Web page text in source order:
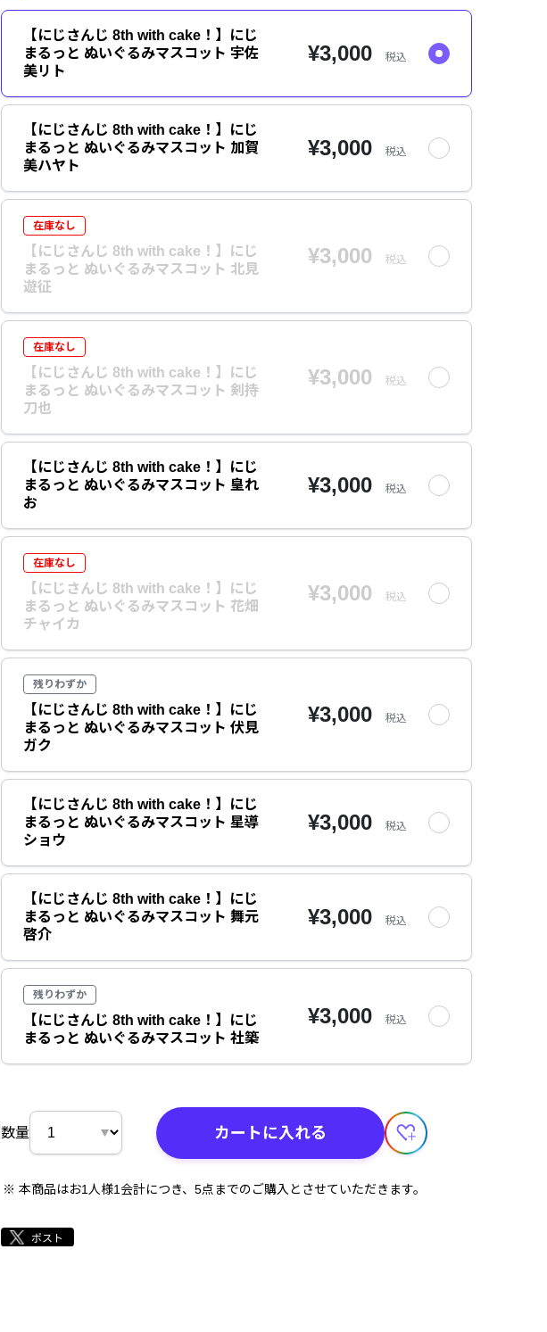
【にじさんじ 8th with cake！】にじ
まるっと ぬいぐるみマスコット 宇佐
美リト
¥3,000 税込
【にじさんじ 8th with cake！】にじ
まるっと ぬいぐるみマスコット 加賀
美ハヤト
¥3,000 税込
在庫なし
【にじさんじ 8th with cake！】にじ
まるっと ぬいぐるみマスコット 北見
遊征
¥3,000 税込
在庫なし
【にじさんじ 8th with cake！】にじ
まるっと ぬいぐるみマスコット 剣持
刀也
¥3,000 税込
【にじさんじ 8th with cake！】にじ
まるっと ぬいぐるみマスコット 皇れ
お
¥3,000 税込
在庫なし
【にじさんじ 8th with cake！】にじ
まるっと ぬいぐるみマスコット 花畑
チャイカ
¥3,000 税込
残りわずか
【にじさんじ 8th with cake！】にじ
まるっと ぬいぐるみマスコット 伏見
ガク
¥3,000 税込
【にじさんじ 8th with cake！】にじ
まるっと ぬいぐるみマスコット 星導
ショウ
¥3,000 税込
【にじさんじ 8th with cake！】にじ
まるっと ぬいぐるみマスコット 舞元
啓介
¥3,000 税込
残りわずか
【にじさんじ 8th with cake！】にじ
まるっと ぬいぐるみマスコット 社築
¥3,000 税込
数量 カートに入れる
本商品はお1人様1会計につき、5点までのご購入とさせていただきます。